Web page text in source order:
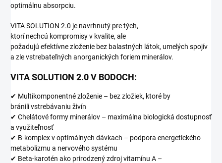
optimálnu absorpciu.
VITA SOLUTION 2.0 je navrhnutý pre tých,
ktorí nechcú kompromisy v kvalite, ale
požadujú efektívne zloženie bez balastných látok, umelých spojív
a zle vstrebateľných anorganických foriem minerálov.
VITA SOLUTION 2.0 V BODOCH:
✔ Multikomponentné zloženie – bez zložiek, ktoré by
bránili vstrebávaniu živín
✔ Chelátové formy minerálov – maximálna biologická dostupnosť
a využiteľnosť
✔ B-komplex v optimálnych dávkach – podpora energetického
metabolizmu a nervového systému
✔ Beta-karotén ako prirodzený zdroj vitamínu A –